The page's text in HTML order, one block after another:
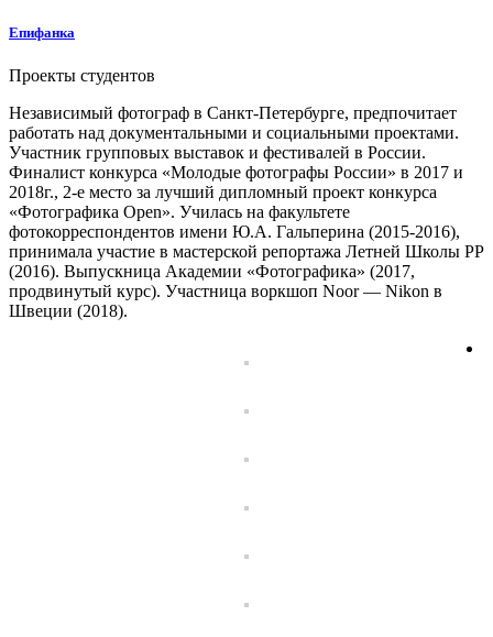
Епифанка
Проекты студентов
Независимый фотограф в Санкт-Петербурге, предпочитает
работать над документальными и социальными проектами.
Участник групповых выставок и фестивалей в России.
Финалист конкурса «Молодые фотографы России» в 2017 и
2018г., 2-е место за лучший дипломный проект конкурса
«Фотографика Open». Училась на факультете
фотокорреспондентов имени Ю.А. Гальперина (2015-2016),
принимала участие в мастерской репортажа Летней Школы РР
(2016). Выпускница Академии «Фотографика» (2017,
продвинутый курс). Участница воркшоп Noor — Nikon в
Швеции (2018).